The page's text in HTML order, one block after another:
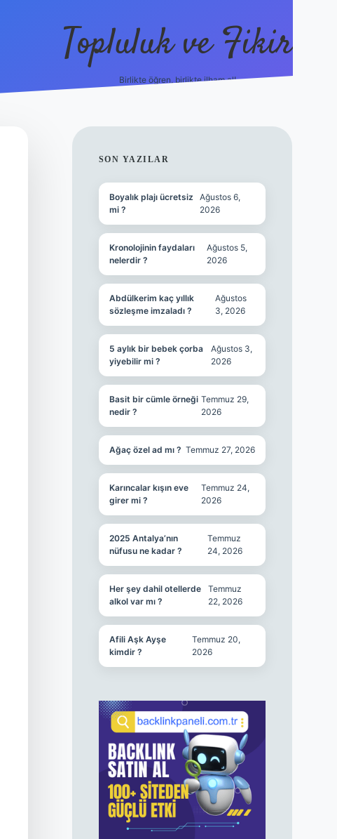
Topluluk ve Fikir
Birlikte öğren, birlikte ilham al!
SIDEBAR
SON YAZILAR
Boyalık plajı ücretsiz
mi ?
Ağustos 6,
2026
Kronolojinin faydaları
nelerdir ?
Ağustos 5,
2026
Abdülkerim kaç yıllık
sözleşme imzaladı ?
Ağustos
3, 2026
5 aylık bir bebek çorba
yiyebilir mi ?
Ağustos 3,
2026
Basit bir cümle örneği
nedir ?
Temmuz 29,
2026
Ağaç özel ad mı ? Temmuz 27, 2026
Karıncalar kışın eve
girer mi ?
Temmuz 24,
2026
2025 Antalya’nın
nüfusu ne kadar ?
Temmuz
24, 2026
Her şey dahil otellerde
alkol var mı ?
Temmuz
22, 2026
Afili Aşk Ayşe
kimdir ?
Temmuz 20,
2026